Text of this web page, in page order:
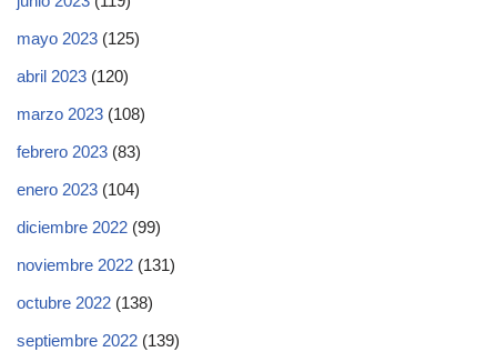
mayo 2023 (125)
abril 2023 (120)
marzo 2023 (108)
febrero 2023 (83)
enero 2023 (104)
diciembre 2022 (99)
noviembre 2022 (131)
octubre 2022 (138)
septiembre 2022 (139)